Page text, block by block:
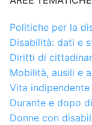
Politiche per la
Disabilità: dati e
Diritti di
Mobilità, ausili e
Vita
Durante e dopo
Donne con